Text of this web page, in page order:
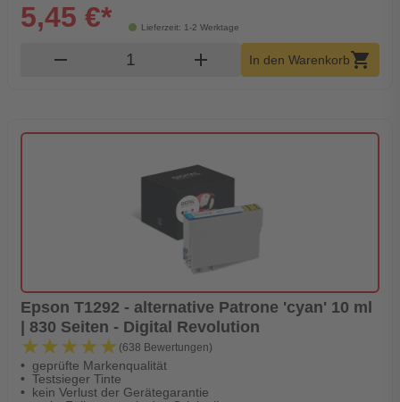
Lieferzeit: 1-2 Werktage
5,45 €*
remove Produkt Warenkorb Menge
add In den Warenkorbshopping_cart
Epson T1292 - alternative Patrone 'cyan' 10 ml
| 830 Seiten - Digital Revolution
★★★★★
★★★★★ (638 Bewertungen)
geprüfte Markenqualität
Testsieger Tinte
kein Verlust der Gerätegarantie